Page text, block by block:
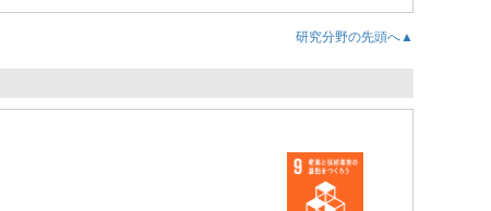
研究分野の先頭へ▲